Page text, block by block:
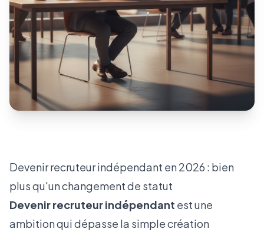
Devenir recruteur indépendant en 2026 : bien
plus qu'un changement de statut
Devenir recruteur indépendant est une
ambition qui dépasse la simple création